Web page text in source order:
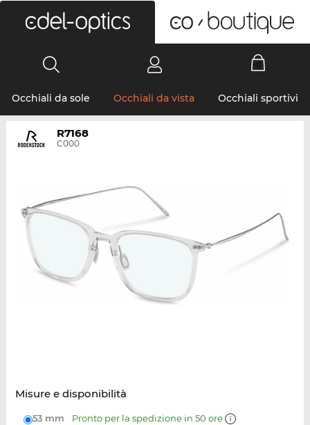
Occhiali da sole Occhiali da vista Occhiali sportivi
R7168
C000
Misure e disponibilità
53 mm Pronto per la spedizione in 50 ore